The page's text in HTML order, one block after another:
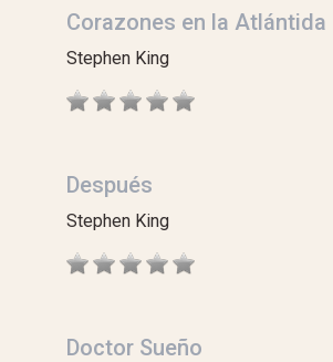
Corazones en la Atlántida
Stephen King
Después
Stephen King
Doctor Sueño